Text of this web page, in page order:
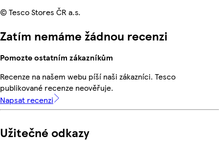
© Tesco Stores ČR a.s.
Zatím nemáme žádnou recenzi
Pomozte ostatním zákazníkům
Recenze na našem webu píší naši zákazníci. Tesco
publikované recenze neověřuje.
Napsat recenzi
Užitečné odkazy